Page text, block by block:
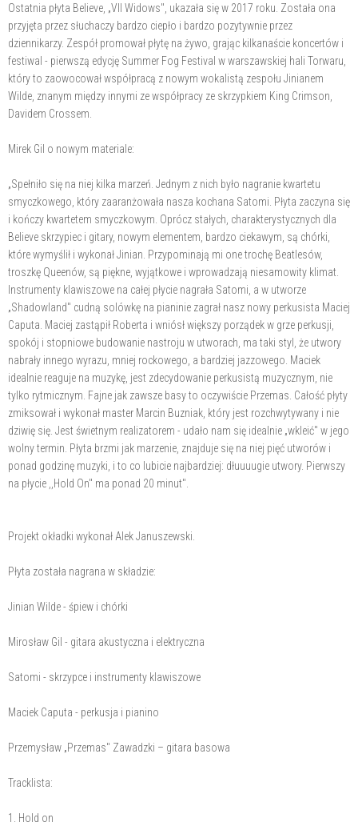
Ostatnia płyta Believe, „VII Widows", ukazała się w 2017 roku. Została ona
przyjęta przez słuchaczy bardzo ciepło i bardzo pozytywnie przez
dziennikarzy. Zespół promował płytę na żywo, grając kilkanaście koncertów i
festiwal - pierwszą edycję Summer Fog Festival w warszawskiej hali Torwaru,
który to zaowocował współpracą z nowym wokalistą zespołu Jinianem
Wilde, znanym między innymi ze współpracy ze skrzypkiem King Crimson,
Davidem Crossem.
Mirek Gil o nowym materiale:
„Spełniło się na niej kilka marzeń. Jednym z nich było nagranie kwartetu
smyczkowego, który zaaranżowała nasza kochana Satomi. Płyta zaczyna się
i kończy kwartetem smyczkowym. Oprócz stałych, charakterystycznych dla
Believe skrzypiec i gitary, nowym elementem, bardzo ciekawym, są chórki,
które wymyślił i wykonał Jinian. Przypominają mi one trochę Beatlesów,
troszkę Queenów, są piękne, wyjątkowe i wprowadzają niesamowity klimat.
Instrumenty klawiszowe na całej płycie nagrała Satomi, a w utworze
„Shadowland" cudną solówkę na pianinie zagrał nasz nowy perkusista Maciej
Caputa. Maciej zastąpił Roberta i wniósł większy porządek w grze perkusji,
spokój i stopniowe budowanie nastroju w utworach, ma taki styl, że utwory
nabrały innego wyrazu, mniej rockowego, a bardziej jazzowego. Maciek
idealnie reaguje na muzykę, jest zdecydowanie perkusistą muzycznym, nie
tylko rytmicznym. Fajne jak zawsze basy to oczywiście Przemas. Całość płyty
zmiksował i wykonał master Marcin Buzniak, który jest rozchwytywany i nie
dziwię się. Jest świetnym realizatorem - udało nam się idealnie „wkleić" w jego
wolny termin. Płyta brzmi jak marzenie, znajduje się na niej pięć utworów i
ponad godzinę muzyki, i to co lubicie najbardziej: dłuuuugie utwory. Pierwszy
na płycie ,,Hold On" ma ponad 20 minut".
Projekt okładki wykonał Alek Januszewski.
Płyta została nagrana w składzie:
Jinian Wilde - śpiew i chórki
Mirosław Gil - gitara akustyczna i elektryczna
Satomi - skrzypce i instrumenty klawiszowe
Maciek Caputa - perkusja i pianino
Przemysław „Przemas" Zawadzki – gitara basowa
Tracklista:
1. Hold on